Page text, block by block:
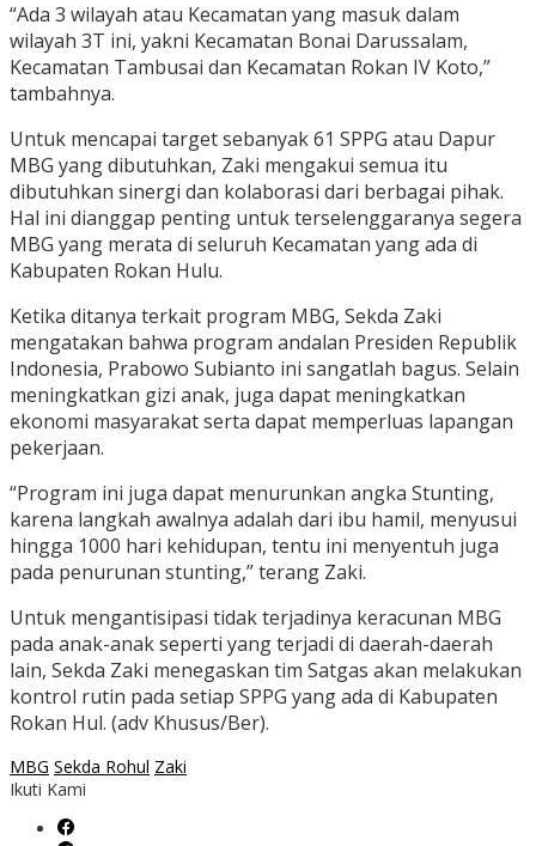
“Ada 3 wilayah atau Kecamatan yang masuk dalam
wilayah 3T ini, yakni Kecamatan Bonai Darussalam,
Kecamatan Tambusai dan Kecamatan Rokan IV Koto,”
tambahnya.
Untuk mencapai target sebanyak 61 SPPG atau Dapur
MBG yang dibutuhkan, Zaki mengakui semua itu
dibutuhkan sinergi dan kolaborasi dari berbagai pihak.
Hal ini dianggap penting untuk terselenggaranya segera
MBG yang merata di seluruh Kecamatan yang ada di
Kabupaten Rokan Hulu.
Ketika ditanya terkait program MBG, Sekda Zaki
mengatakan bahwa program andalan Presiden Republik
Indonesia, Prabowo Subianto ini sangatlah bagus. Selain
meningkatkan gizi anak, juga dapat meningkatkan
ekonomi masyarakat serta dapat memperluas lapangan
pekerjaan.
“Program ini juga dapat menurunkan angka Stunting,
karena langkah awalnya adalah dari ibu hamil, menyusui
hingga 1000 hari kehidupan, tentu ini menyentuh juga
pada penurunan stunting,” terang Zaki.
Untuk mengantisipasi tidak terjadinya keracunan MBG
pada anak-anak seperti yang terjadi di daerah-daerah
lain, Sekda Zaki menegaskan tim Satgas akan melakukan
kontrol rutin pada setiap SPPG yang ada di Kabupaten
Rokan Hul. (adv Khusus/Ber).
MBG Sekda Rohul Zaki
Ikuti Kami